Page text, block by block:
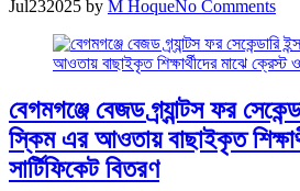
Jul232025 by M HoqueNo Comments
বেগমগঞ্জে বেজড গ্র্যান্টস ফর
স্কিম এর আওতায় বাছাইকৃত
সার্টিফিকেট বিতরণ